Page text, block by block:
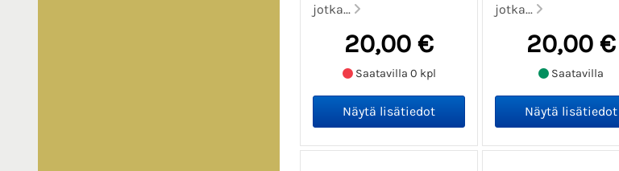
jotka...
20,00 €
Saatavilla 0 kpl
jotka...
20,00 €
Saatavilla